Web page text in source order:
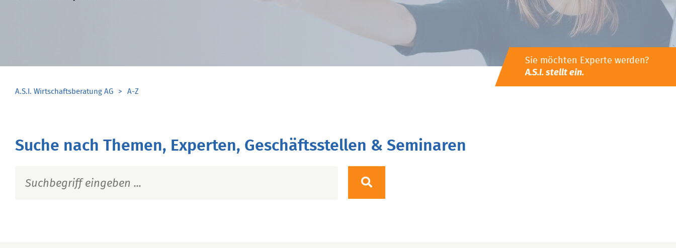
Sie möchten Experte werden?
A.S.I. stellt ein.
A.S.I. Wirtschaftsberatung AG A-Z
Suche nach Themen, Experten, Geschäftsstellen & Seminaren